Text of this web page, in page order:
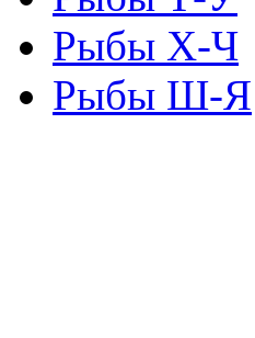
Рыбы Х-Ч
Рыбы Ш-Я